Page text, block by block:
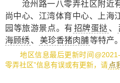
沧州路一八零弄社区附近
尚中心、 江湾体育中心、 上海
园 等旅游景点。有 招牌蛋挞 、
海顾绣、 美珍香猪肉脯等特产。
地区信息最后更新时间@2021-
零弄社区”信息有误或有更新，请 点